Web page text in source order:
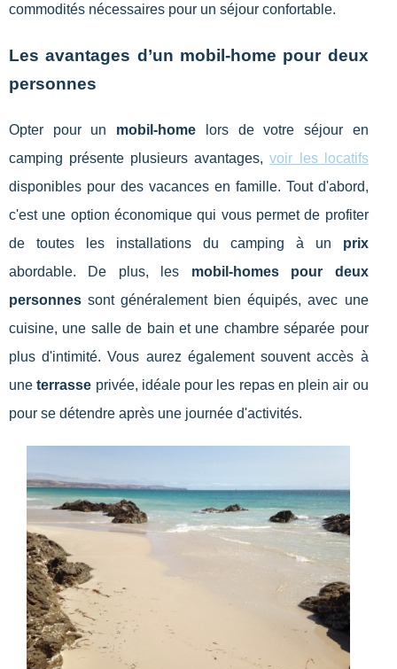
commodités nécessaires pour un séjour confortable.
Les avantages d’un mobil-home pour deux
personnes
Opter pour un mobil-home lors de votre séjour en
camping présente plusieurs avantages,voir les locatifs
disponibles pour des vacances en famille. Tout d'abord,
c'est une option économique qui vous permet de profiter
de toutes les installations du camping à un prix
abordable. De plus, les mobil-homes pour deux
personnes sont généralement bien équipés, avec une
cuisine, une salle de bain et une chambre séparée pour
plus d'intimité. Vous aurez également souvent accès à
uneterrasse privée, idéale pour les repas en plein air ou
pour se détendre après une journée d'activités.